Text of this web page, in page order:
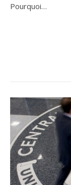
Pourquoi…